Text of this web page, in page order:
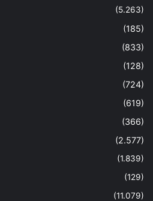
(5.263)
(185)
(833)
(128)
(724)
(619)
(366)
(2.577)
(1.839)
(129)
(11.079)